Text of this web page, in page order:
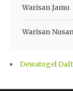
Warisan Jamu
Warisan
Dewatogel